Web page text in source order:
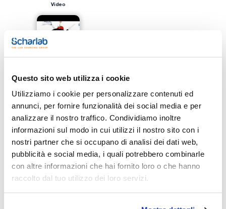
Questo sito web utilizza i cookie
Utilizziamo i cookie per personalizzare contenuti ed
annunci, per fornire funzionalità dei social media e per
analizzare il nostro traffico. Condividiamo inoltre
informazioni sul modo in cui utilizzi il nostro sito con i
nostri partner che si occupano di analisi dei dati web,
pubblicità e social media, i quali potrebbero combinarle
con altre informazioni che hai fornito loro o che hanno
raccolto dal tuo utilizzo dei loro servizi.
Video
Stampa pagina prodotto
Caratteristiche
Descrizione : Adattatori per modulo di compressione in
Biotage SP1 e SP4
Conf. (unità) : 2
La tecnica della cromatografia flash è sempre più utilizzata
per la sintesi e la purificazione. Scharlab offre le cartucce
ExtraBond® Flash Universal.
- Cartucce in polipropilene ultra-pulito;- Garanzia di assenza
Vedi di più